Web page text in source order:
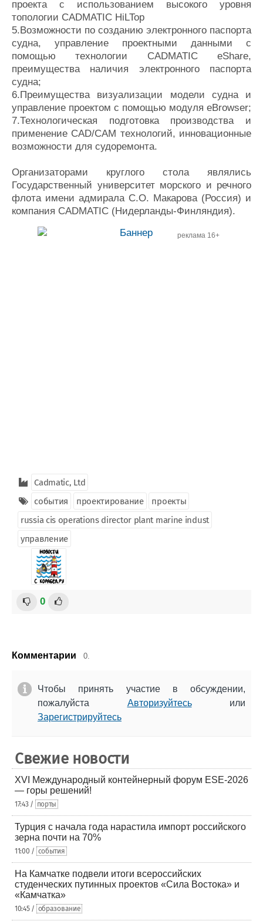
проекта с использованием высокого уровня
топологии CADMATIC HiLTop
5.Возможности по созданию электронного паспорта
судна, управление проектными данными c
помощью технологии CADMATIC eShare,
преимущества наличия электронного паспорта
судна;
6.Преимущества визуализации модели судна и
управление проектом с помощью модуля eBrowser;
7.Технологическая подготовка производства и
применение CAD/CAM технологий, инновационные
возможности для судоремонта.
Организаторами круглого стола являлись
Государственный университет морского и речного
флота имени адмирала С.О. Макарова (Россия) и
компания CADMATIC (Нидерланды-Финляндия).
реклама 16+
Cadmatic, Ltd
события
проектирование
проекты
russia cis operations director plant marine indust
управление
0
Комментарии 0.
Чтобы принять участие в обсуждении,
пожалуйста Авторизуйтесьили
Зарегистрируйтесь
Свежие новости
XVI Международный контейнерный форум ESE-2026
— горы решений!
17:43 / порты
Турция с начала года нарастила импорт российского
зерна почти на 70%
11:00 / события
На Камчатке подвели итоги всероссийских
студенческих путинных проектов «Сила Востока» и
«Камчатка»
10:45 / образование